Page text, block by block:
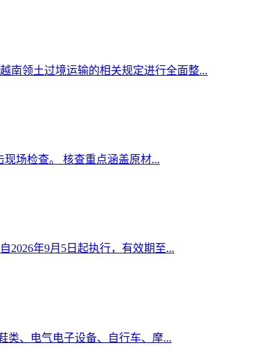
南领土过境运输的相关规定进行全面整...
场检查。 核查重点涵盖原材...
2026年9月5日起执行，有效期至...
类、电气电子设备、自行车、摩...